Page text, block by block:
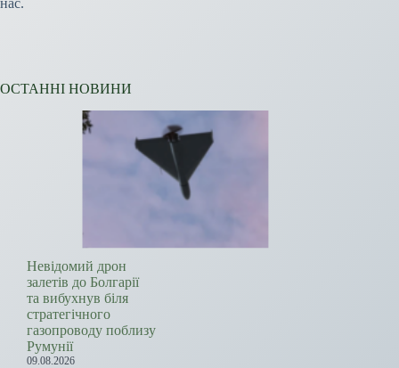
нас.
ОСТАННІ НОВИНИ
Невідомий дрон
залетів до Болгарії
та вибухнув біля
стратегічного
газопроводу поблизу
Румунії
09.08.2026